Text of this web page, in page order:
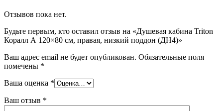
Отзывов пока нет.
Будьте первым, кто оставил отзыв на «Душевая кабина Triton
Коралл А 120×80 см, правая, низкий поддон (ДН4)»
Ваш адрес email не будет опубликован. Обязательные поля
помечены *
Ваша оценка *
Ваш отзыв *